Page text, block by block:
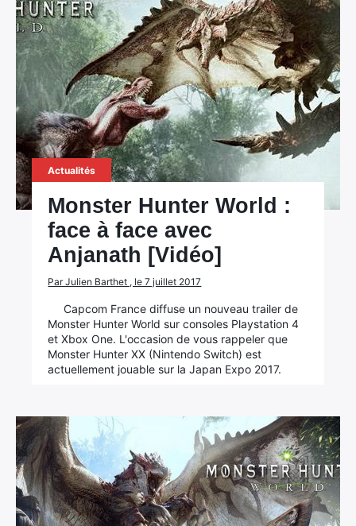
Actualités
Monster Hunter World :
face à face avec
Anjanath [Vidéo]
Par Julien Barthet , le 7 juillet 2017
Capcom France diffuse un nouveau trailer de
Monster Hunter World sur consoles Playstation 4
et Xbox One. L'occasion de vous rappeler que
Monster Hunter XX (Nintendo Switch) est
actuellement jouable sur la Japan Expo 2017.